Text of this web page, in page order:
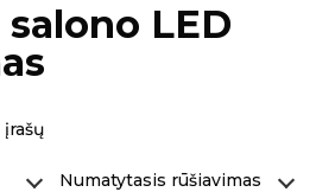
LED
Numatytasis rūšiavimas